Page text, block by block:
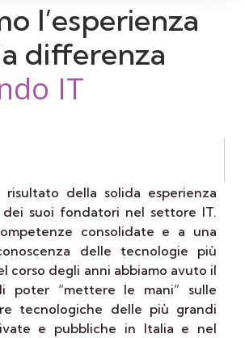
l’esperienza
differenza
IT
della solida esperienza
dei suoi fondatori nel settore IT.
consolidate e a una
delle tecnologie più
corso degli anni abbiamo avuto il
poter “mettere le mani” sulle
tecnologiche delle più grandi
e pubbliche in Italia e nel